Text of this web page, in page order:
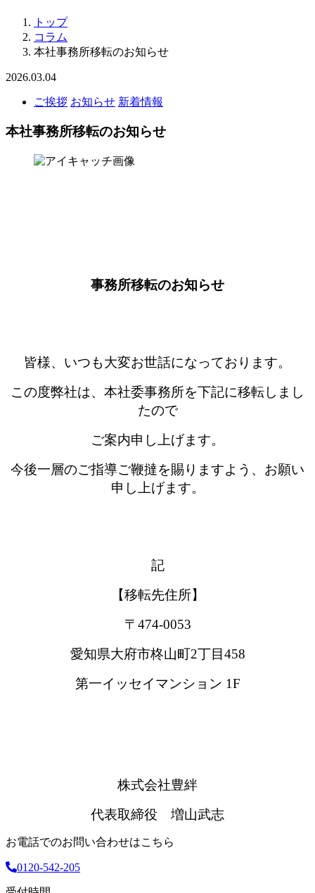
トップ
コラム
本社事務所移転のお知らせ
2026.03.04
ご挨拶 お知らせ 新着情報
本社事務所移転のお知らせ
事務所移転のお知らせ
皆様、いつも大変お世話になっております。
この度弊社は、本社委事務所を下記に移転しまし
たので
ご案内申し上げます。
今後一層のご指導ご鞭撻を賜りますよう、お願い
申し上げます。
記
【移転先住所】
〒474-0053
愛知県大府市柊山町2丁目458
第一イッセイマンション 1F
株式会社豊絆
代表取締役 増山武志
お電話でのお問い合わせはこちら
0120-542-205